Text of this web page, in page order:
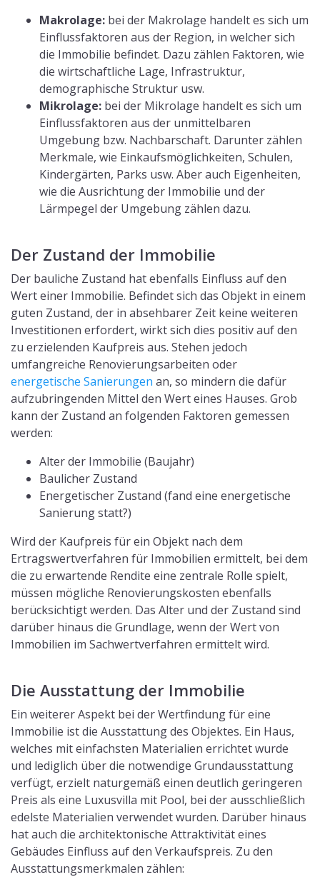
Makrolage: bei der Makrolage handelt es sich um
Einflussfaktoren aus der Region, in welcher sich
die Immobilie befindet. Dazu zählen Faktoren, wie
die wirtschaftliche Lage, Infrastruktur,
demographische Struktur usw.
Mikrolage: bei der Mikrolage handelt es sich um
Einflussfaktoren aus der unmittelbaren
Umgebung bzw. Nachbarschaft. Darunter zählen
Merkmale, wie Einkaufsmöglichkeiten, Schulen,
Kindergärten, Parks usw. Aber auch Eigenheiten,
wie die Ausrichtung der Immobilie und der
Lärmpegel der Umgebung zählen dazu.
Der Zustand der Immobilie
Der bauliche Zustand hat ebenfalls Einfluss auf den
Wert einer Immobilie. Befindet sich das Objekt in einem
guten Zustand, der in absehbarer Zeit keine weiteren
Investitionen erfordert, wirkt sich dies positiv auf den
zu erzielenden Kaufpreis aus. Stehen jedoch
umfangreiche Renovierungsarbeiten oder
energetische Sanierungen an, so mindern die dafür
aufzubringenden Mittel den Wert eines Hauses. Grob
kann der Zustand an folgenden Faktoren gemessen
werden:
Alter der Immobilie (Baujahr)
Baulicher Zustand
Energetischer Zustand (fand eine energetische
Sanierung statt?)
Wird der Kaufpreis für ein Objekt nach dem
Ertragswertverfahren für Immobilien ermittelt, bei dem
die zu erwartende Rendite eine zentrale Rolle spielt,
müssen mögliche Renovierungskosten ebenfalls
berücksichtigt werden. Das Alter und der Zustand sind
darüber hinaus die Grundlage, wenn der Wert von
Immobilien im Sachwertverfahren ermittelt wird.
Die Ausstattung der Immobilie
Ein weiterer Aspekt bei der Wertfindung für eine
Immobilie ist die Ausstattung des Objektes. Ein Haus,
welches mit einfachsten Materialien errichtet wurde
und lediglich über die notwendige Grundausstattung
verfügt, erzielt naturgemäß einen deutlich geringeren
Preis als eine Luxusvilla mit Pool, bei der ausschließlich
edelste Materialien verwendet wurden. Darüber hinaus
hat auch die architektonische Attraktivität eines
Gebäudes Einfluss auf den Verkaufspreis. Zu den
Ausstattungsmerkmalen zählen: